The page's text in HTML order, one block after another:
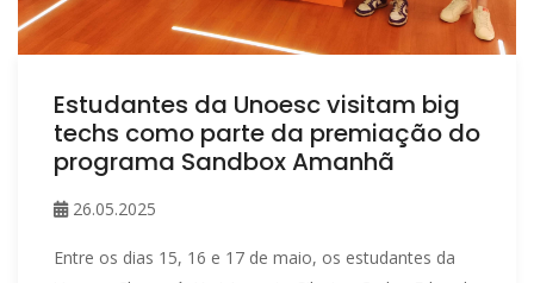
Estudantes da Unoesc visitam big
techs como parte da premiação do
programa Sandbox Amanhã
26.05.2025
Entre os dias 15, 16 e 17 de maio, os estudantes da